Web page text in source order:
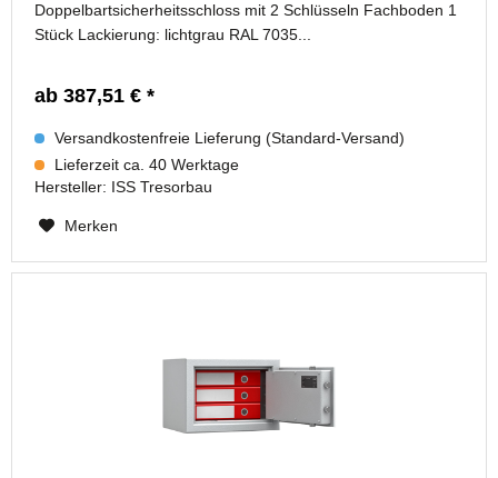
Doppelbartsicherheitsschloss mit 2 Schlüsseln Fachboden 1
Stück Lackierung: lichtgrau RAL 7035...
ab 387,51 € *
Versandkostenfreie Lieferung (Standard-Versand)
Lieferzeit ca. 40 Werktage
Hersteller: ISS Tresorbau
Merken